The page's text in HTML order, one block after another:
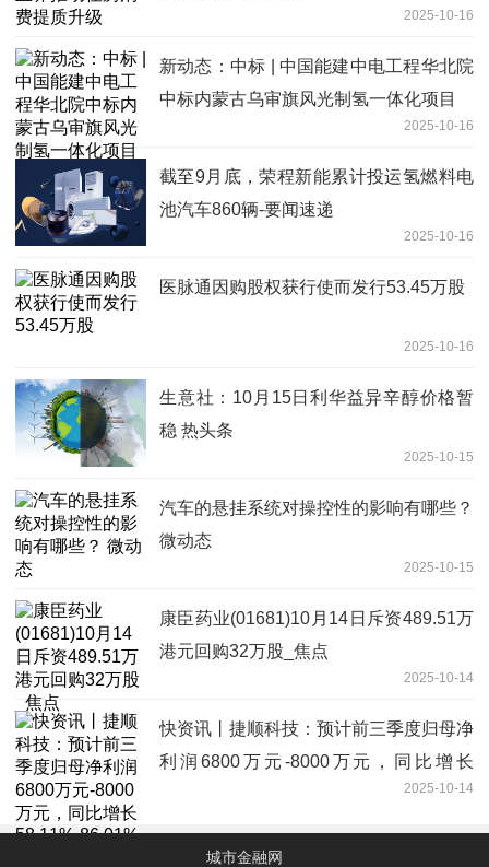
2025-10-16
新动态：中标 | 中国能建中电工程华北院
中标内蒙古乌审旗风光制氢一体化项目
2025-10-16
截至9月底，荣程新能累计投运氢燃料电
池汽车860辆-要闻速递
2025-10-16
医脉通因购股权获行使而发行53.45万股
2025-10-16
生意社：10月15日利华益异辛醇价格暂
稳 热头条
2025-10-15
汽车的悬挂系统对操控性的影响有哪些？
微动态
2025-10-15
康臣药业(01681)10月14日斥资489.51万
港元回购32万股_焦点
2025-10-14
快资讯丨捷顺科技：预计前三季度归母净
利润6800万元-8000万元，同比增长
2025-10-14
城市金融网